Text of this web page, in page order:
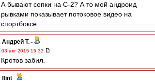
А бывают сопки на С-2? А то мой андроид
рывками показывает потоковое видео на
спортбоксе.
Андрей Т. -
03 авг 2015 15:33
Кротов забил.
flint -